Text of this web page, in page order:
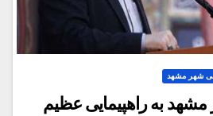
شهر مشهد
مشهد به راهپیمایی عظیم